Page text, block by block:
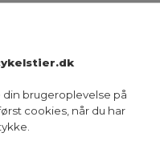
brugeroplevelse på
cookies, når du har